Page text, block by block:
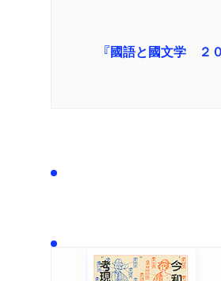
『國語と國文学 ２